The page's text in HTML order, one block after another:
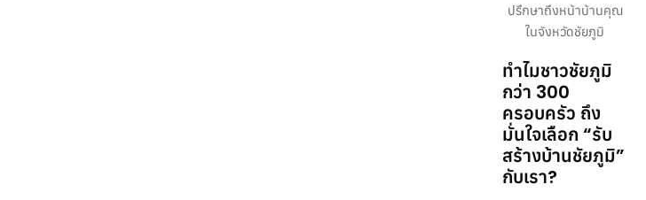
ปรึกษาถึงหน้าบ้านคุณ
ในจังหวัดชัยภูมิ
ทำไมชาวชัยภูมิ
กว่า 300
ครอบครัว ถึง
มั่นใจเลือก “รับ
สร้างบ้านชัยภูมิ”
กับเรา?